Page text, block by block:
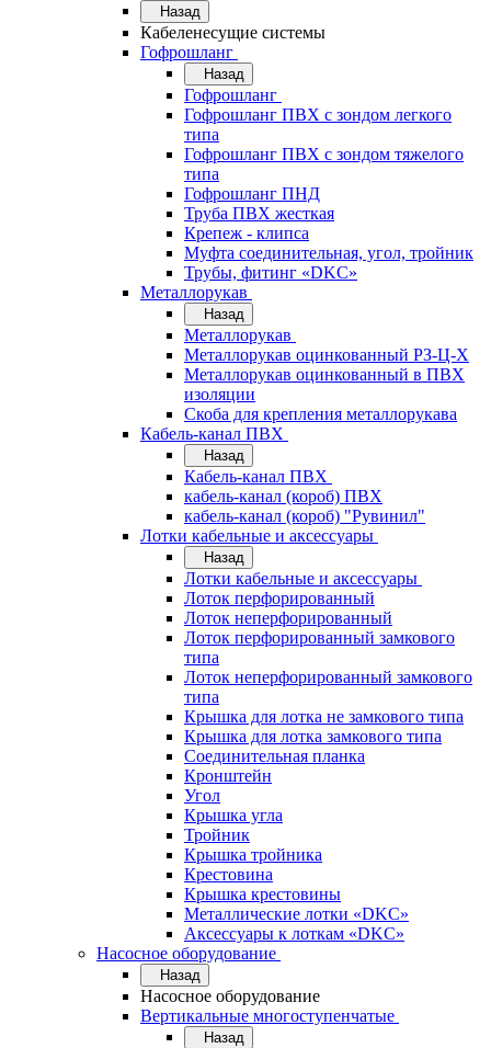
Назад
Кабеленесущие системы
Гофрошланг
Назад
Гофрошланг
Гофрошланг ПВХ с зондом легкого
типа
Гофрошланг ПВХ с зондом тяжелого
типа
Гофрошланг ПНД
Труба ПВХ жесткая
Крепеж - клипса
Муфта соединительная, угол, тройник
Трубы, фитинг «DKC»
Металлорукав
Назад
Металлорукав
Металлорукав оцинкованный РЗ-Ц-Х
Металлорукав оцинкованный в ПВХ
изоляции
Скоба для крепления металлорукава
Кабель-канал ПВХ
Назад
Кабель-канал ПВХ
кабель-канал (короб) ПВХ
кабель-канал (короб) "Рувинил"
Лотки кабельные и аксессуары
Назад
Лотки кабельные и аксессуары
Лоток перфорированный
Лоток неперфорированный
Лоток перфорированный замкового
типа
Лоток неперфорированный замкового
типа
Крышка для лотка не замкового типа
Крышка для лотка замкового типа
Соединительная планка
Кронштейн
Угол
Крышка угла
Тройник
Крышка тройника
Крестовина
Крышка крестовины
Металлические лотки «DKC»
Аксессуары к лоткам «DKC»
Насосное оборудование
Назад
Насосное оборудование
Вертикальные многоступенчатые
Назад